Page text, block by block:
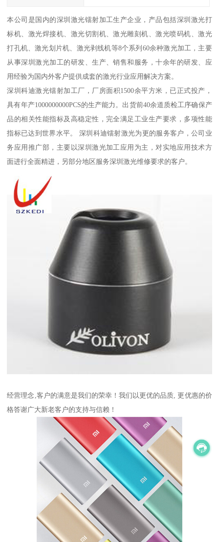
本公司是国内的深圳激光镭射加工生产企业，产品包括深圳激光打
标机、激光焊接机、激光切割机、激光雕刻机、激光喷码机、激光
打孔机、激光划片机、激光剥线机等8个系列60余种激光加工，主要
从事深圳激光加工的研发、生产、销售和服务，十余年的研发、应
用经验为国内外客户提供成套的激光行业应用解决方案。
深圳科迪激光镭射加工厂，厂房面积1500余平方米，已正式投产，
具有年产1000000000PCS的生产能力。出货前40余道质检工序确保产
品的相关性能指标及高稳定性，完全满足工业生产要求，多项性能
指标已达到世界水平。 深圳科迪镭射激光为更的服务客户，公司业
务应用推广部，主要以深圳激光加工应用为主，对实地应用技术方
面进行全面精进，另部分地区服务深圳激光维修要求的客户。
经营理念,客户的满意是我们的荣幸！我们以更优的品质, 更优惠的价
格答谢广大新老客户的支持与信赖！